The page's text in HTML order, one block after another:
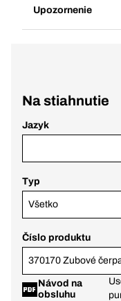
Upozornenie
Na stiahnutie
Jazyk
Typ
Všetko
Číslo produktu
Návod na
obsluhu